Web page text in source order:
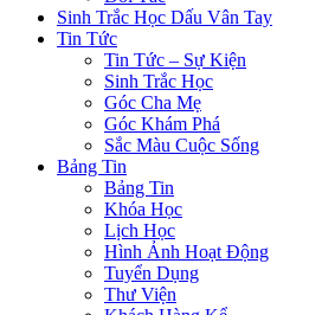
Sinh Trắc Học Dấu Vân Tay
Tin Tức
Tin Tức – Sự Kiện
Sinh Trắc Học
Góc Cha Mẹ
Góc Khám Phá
Sắc Màu Cuộc Sống
Bảng Tin
Bảng Tin
Khóa Học
Lịch Học
Hình Ảnh Hoạt Động
Tuyển Dụng
Thư Viện